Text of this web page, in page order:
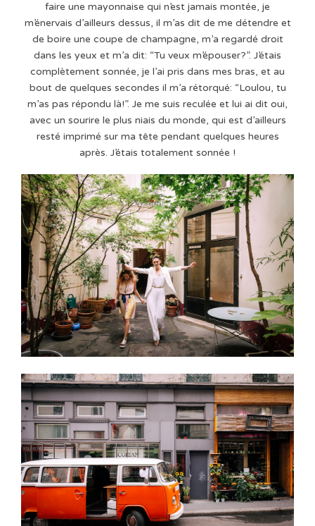
faire une mayonnaise qui n’est jamais montée, je
m’énervais d’ailleurs dessus, il m’as dit de me détendre et
de boire une coupe de champagne, m’a regardé droit
dans les yeux et m’a dit: “Tu veux m’épouser?”. J’étais
complètement sonnée, je l’ai pris dans mes bras, et au
bout de quelques secondes il m’a rétorqué: “Loulou, tu
m’as pas répondu là!”. Je me suis reculée et lui ai dit oui,
avec un sourire le plus niais du monde, qui est d’ailleurs
resté imprimé sur ma tête pendant quelques heures
après. J’étais totalement sonnée !